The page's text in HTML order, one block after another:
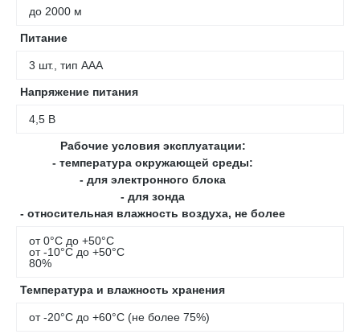
до 2000 м
Питание
3 шт., тип ААА
Напряжение питания
4,5 В
Рабочие условия эксплуатации:
- температура окружающей среды:
- для электронного блока
- для зонда
- относительная влажность воздуха, не более
от 0°С до +50°С
от -10°С до +50°С
80%
Температура и влажность хранения
от -20°С до +60°С (не более 75%)